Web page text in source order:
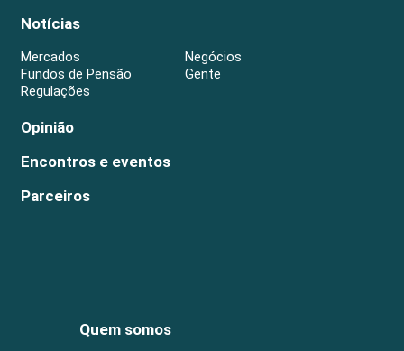
Notícias
Mercados
Negócios
Fundos de Pensão
Gente
Regulações
Opinião
Encontros e eventos
Parceiros
Quem somos